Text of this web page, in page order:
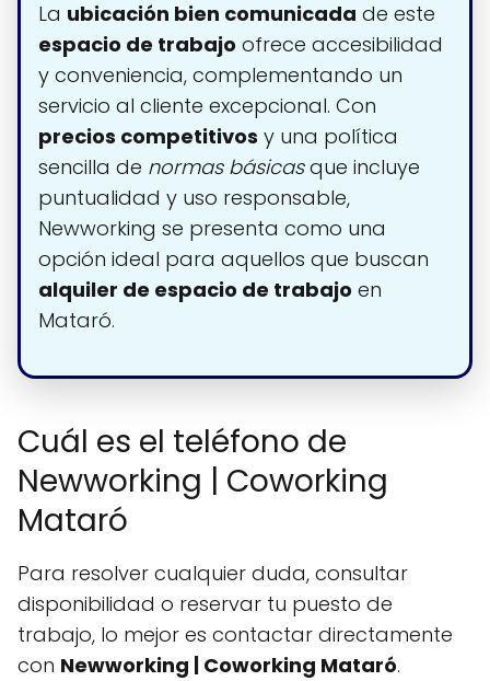
La ubicación bien comunicada de este
espacio de trabajo ofrece accesibilidad
y conveniencia, complementando un
servicio al cliente excepcional. Con
precios competitivos y una política
sencilla de normas básicasque incluye
puntualidad y uso responsable,
Newworking se presenta como una
opción ideal para aquellos que buscan
alquiler de espacio de trabajo en
Mataró.
Cuál es el teléfono de
Newworking | Coworking
Mataró
Para resolver cualquier duda, consultar
disponibilidad o reservar tu puesto de
trabajo, lo mejor es contactar directamente
con Newworking | Coworking Mataró.